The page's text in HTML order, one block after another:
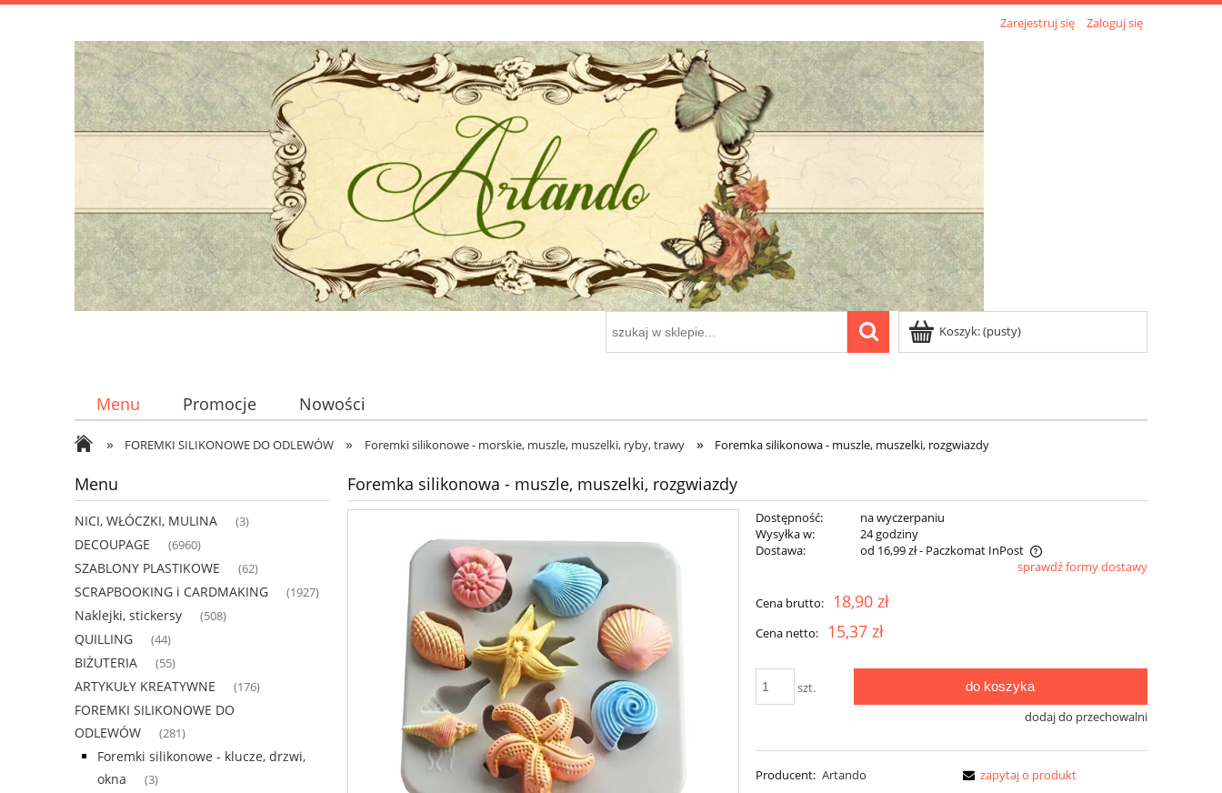
Zarejestruj się Zaloguj się
Koszyk:(pusty)
Menu Promocje Nowości
» FOREMKI SILIKONOWE DO ODLEWÓW » Foremki silikonowe - morskie, muszle, muszelki, ryby, trawy » Foremka silikonowa - muszle, muszelki, rozgwiazdy
Menu
NICI, WŁÓCZKI, MULINA (3)
DECOUPAGE (6960)
SZABLONY PLASTIKOWE (62)
SCRAPBOOKING i CARDMAKING (1927)
Naklejki, stickersy (508)
QUILLING (44)
BIŻUTERIA (55)
ARTYKUŁY KREATYWNE (176)
FOREMKI SILIKONOWE DO
ODLEWÓW
(281)
Foremki silikonowe - klucze, drzwi,
okna
(3)
Foremka silikonowa - muszle, muszelki, rozgwiazdy
Dostępność:
na wyczerpaniu
Wysyłka w:
24 godziny
Dostawa:
od 16,99 zł- Paczkomat InPost
płatności
sprawdź formy dostawy
Cena brutto: 18,90 zł
Cena netto: 15,37 zł
szt. do koszyka
dodaj do przechowalni
Producent: Artando
zapytaj o produkt